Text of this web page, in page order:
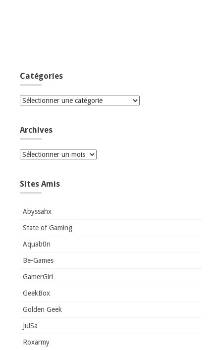
Catégories
Catégories
Archives
Archives
Sites Amis
Abyssahx
State of Gaming
Aquab0n
Be-Games
GamerGirl
GeekBox
Golden Geek
JulSa
Roxarmy